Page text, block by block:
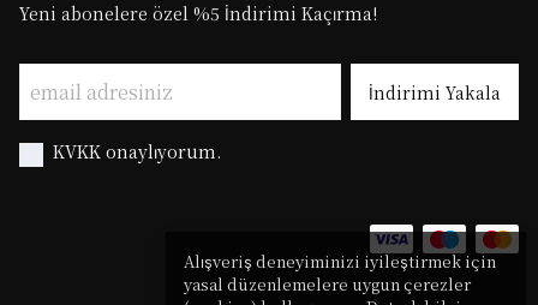
Alışveriş deneyiminizi iyileştirmek için
yasal düzenlemelere uygun çerezler
Yeni abonelere özel %5 İndirimi Kaçırma!
İndirimi Yakala
KVKK onaylıyorum.